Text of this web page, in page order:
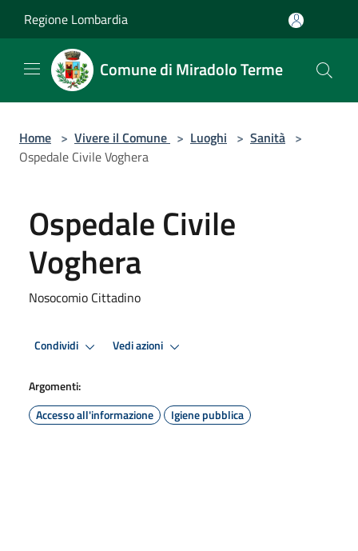
Regione Lombardia
Comune di Miradolo Terme
Home > Vivere il Comune > Luoghi > Sanità >
Ospedale Civile Voghera
Ospedale Civile
Voghera
Nosocomio Cittadino
Condividi Vedi azioni
Argomenti:
Accesso all'informazione
Igiene pubblica